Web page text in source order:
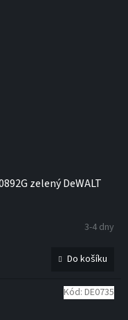
zelený DeWALT
3-4 dny
Do košíku
Kód: DE0735